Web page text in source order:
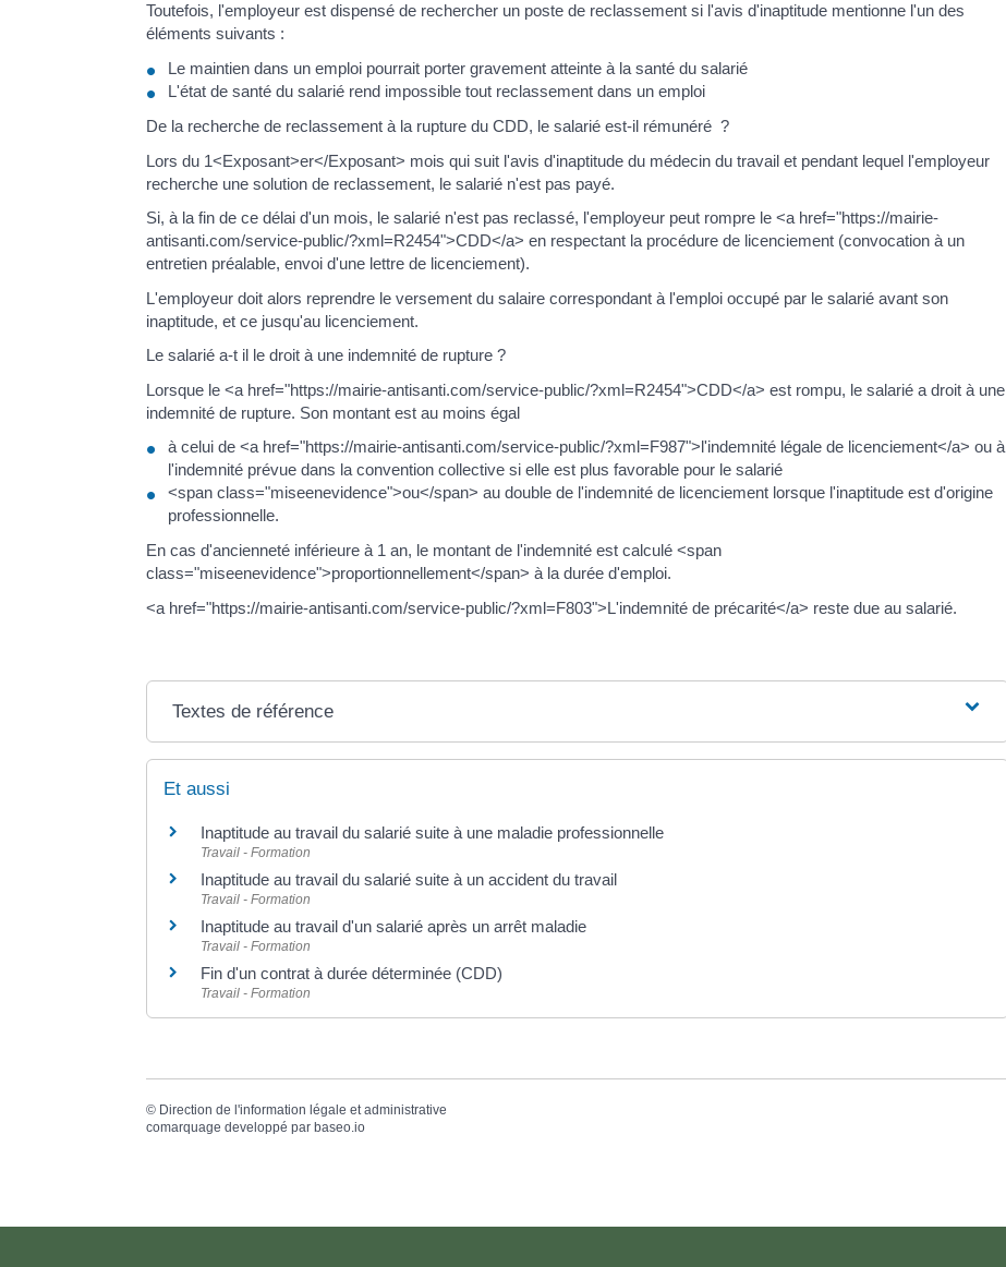
Toutefois, l'employeur est dispensé de rechercher un poste de reclassement si l'avis d'inaptitude mentionne l'un des
éléments suivants :
Le maintien dans un emploi pourrait porter gravement atteinte à la santé du salarié
L'état de santé du salarié rend impossible tout reclassement dans un emploi
De la recherche de reclassement à la rupture du CDD, le salarié est-il rémunéré ?
Lors du 1<Exposant>er</Exposant> mois qui suit l'avis d'inaptitude du médecin du travail et pendant lequel l'employeur
recherche une solution de reclassement, le salarié n'est pas payé.
Si, à la fin de ce délai d'un mois, le salarié n'est pas reclassé, l'employeur peut rompre le <a href="https://mairie-
antisanti.com/service-public/?xml=R2454">CDD</a> en respectant la procédure de licenciement (convocation à un
entretien préalable, envoi d'une lettre de licenciement).
L'employeur doit alors reprendre le versement du salaire correspondant à l'emploi occupé par le salarié avant son
inaptitude, et ce jusqu'au licenciement.
Le salarié a-t il le droit à une indemnité de rupture ?
Lorsque le <a href="https://mairie-antisanti.com/service-public/?xml=R2454">CDD</a> est rompu, le salarié a droit à une
indemnité de rupture. Son montant est au moins égal
à celui de <a href="https://mairie-antisanti.com/service-public/?xml=F987">l'indemnité légale de licenciement</a> ou à
l'indemnité prévue dans la convention collective si elle est plus favorable pour le salarié
<span class="miseenevidence">ou</span> au double de l'indemnité de licenciement lorsque l'inaptitude est d'origine
professionnelle.
En cas d'ancienneté inférieure à 1 an, le montant de l'indemnité est calculé <span
class="miseenevidence">proportionnellement</span> à la durée d'emploi.
<a href="https://mairie-antisanti.com/service-public/?xml=F803">L'indemnité de précarité</a> reste due au salarié.
Textes de référence
Et aussi
Inaptitude au travail du salarié suite à une maladie professionnelle
Travail - Formation
Inaptitude au travail du salarié suite à un accident du travail
Travail - Formation
Inaptitude au travail d'un salarié après un arrêt maladie
Travail - Formation
Fin d'un contrat à durée déterminée (CDD)
Travail - Formation
© Direction de l'information légale et administrative
comarquage developpé par baseo.io